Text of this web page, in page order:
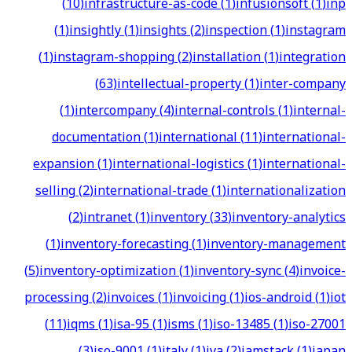
(1)insightly(1)insights(2)inspection(1)instagram
(1)instagram-shopping(2)installation(1)integration
(63)intellectual-property(1)inter-company
(1)intercompany(4)internal-controls(1)internal-
documentation(1)international(11)international-
expansion(1)international-logistics(1)international-
selling(2)international-trade(1)internationalization
(2)intranet(1)inventory(33)inventory-analytics
(1)inventory-forecasting(1)inventory-management
(5)inventory-optimization(1)inventory-sync(4)invoice-
processing(2)invoices(1)invoicing(1)ios-android(1)iot
(11)iqms(1)isa-95(1)isms(1)iso-13485(1)iso-27001